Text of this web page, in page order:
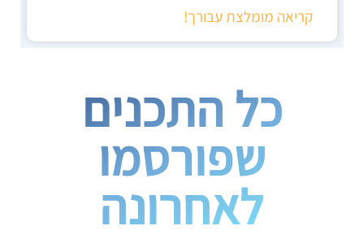
קריאה מומלצת עבורך!
כל התכנים
שפורסמו
לאחרונה